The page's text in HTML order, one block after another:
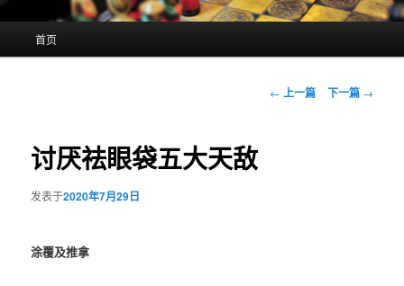
首页
文
← 上一篇 下一篇 →
讨厌祛眼袋五大天敌
发表于2020年7月29日
涂覆及推拿